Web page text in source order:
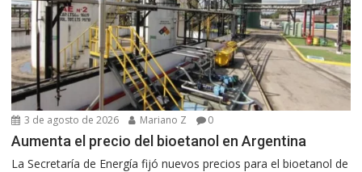
3 de agosto de 2026 Mariano Z 0
Aumenta el precio del bioetanol en Argentina
La Secretaría de Energía fijó nuevos precios para el bioetanol de